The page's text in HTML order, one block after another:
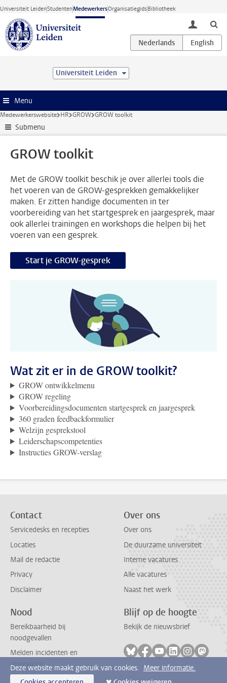
Ga direct naar de inhoud
Universiteit LeidenStudentenMedewerkersOrganisatiegidsBibliotheek
toggle
Universiteit Leiden
Menu
Medewerkerswebsite HR GROW GROW toolkit
Submenu
GROW toolkit
Met de GROW toolkit beschik je over allerlei tools die
het voeren van de GROW-gesprekken gemakkelijker
maken. Er zitten handige documenten in ter
voorbereiding van het startgesprek en jaargesprek, maar
ook allerlei trainingen en workshops die helpen bij het
voeren van een gesprek.
Start je GROW-gesprek
Wat zit er in de GROW toolkit?
GROW ontwikkelmenu
GROW regeling
Voorbereidingsdocumenten startgesprek en jaargesprek
360 graden feedbackformulier
Welzijn gesprekstool
Leiderschapscompetenties
Instructies GROW-verslag
Contact
Servicedesks en recepties
Locaties
Mail de redactie
Privacy
Disclaimer
Over ons
Over ons
De duurzame universiteit
Interne vacatures
Alle vacatures
Naast het werk
Nood
Bereikbaarheid bij
noodgevallen
Melden incidenten en
ongevallen
Blijf op de hoogte
Bekijk de nieuwsbrief
Volg ons op bluesky
Volg ons op facebook
Volg ons op
Volg ons op
Volg ons
Volg
Deze website maakt gebruik van cookies. Meer informatie.